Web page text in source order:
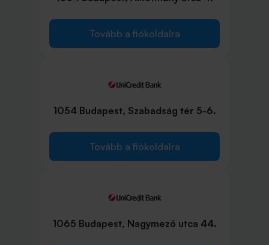
Tovább a fiókoldalra
1054 Budapest, Szabadság tér 5-6.
Tovább a fiókoldalra
1065 Budapest, Nagymező utca 44.